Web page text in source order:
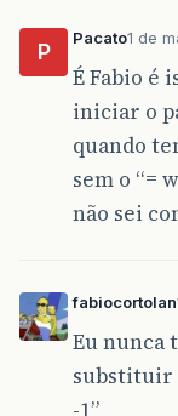
P
Pacato1 de
É Fabio é
iniciar o
quando
sem o “=
não sei
fabiocortolan
Eu nunca
substituir
-1”